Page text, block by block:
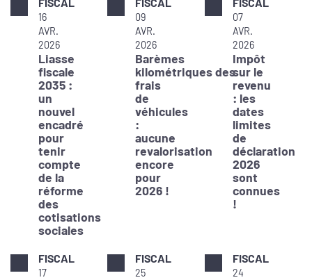
16
AVR.
2026
Liasse
fiscale
2035 :
un
nouvel
encadré
pour
tenir
compte
de la
réforme
des
cotisations
sociales
09
AVR.
2026
Barèmes
kilométriques des
frais
de
véhicules
:
aucune
revalorisation
encore
pour
2026 !
07
AVR.
2026
Impôt
sur le
revenu
: les
dates
limites
de
déclaration
2026
sont
connues
!
FISCAL
17
FISCAL
25
FISCAL
24